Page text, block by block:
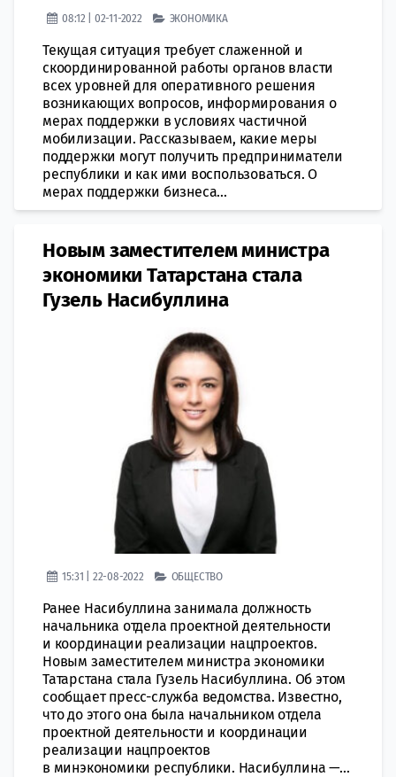
08:12 | 02-11-2022 ЭКОНОМИКА
Текущая ситуация требует слаженной и
скоординированной работы органов власти
всех уровней для оперативного решения
возникающих вопросов, информирования о
мерах поддержки в условиях частичной
мобилизации. Рассказываем, какие меры
поддержки могут получить предприниматели
республики и как ими воспользоваться. О
мерах поддержки бизнеса...
Новым заместителем министра
экономики Татарстана стала
Гузель Насибуллина
15:31 | 22-08-2022 ОБЩЕСТВО
Ранее Насибуллина занимала должность
начальника отдела проектной деятельности
и координации реализации нацпроектов.
Новым заместителем министра экономики
Татарстана стала Гузель Насибуллина. Об этом
сообщает пресс-служба ведомства. Известно,
что до этого она была начальником отдела
проектной деятельности и координации
реализации нацпроектов
в минэкономики республики. Насибуллина —...